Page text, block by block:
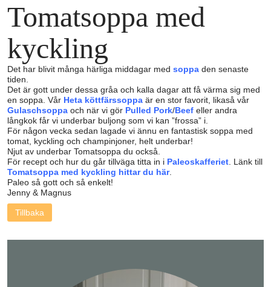
Tomatsoppa med
kyckling
Det har blivit många härliga middagar med soppa den senaste
tiden.
Det är gott under dessa gråa och kalla dagar att få värma sig med
en soppa. Vår Heta köttfärssoppa är en stor favorit, likaså vår
Gulaschsoppa och när vi gör Pulled Pork/Beef eller andra
långkok får vi underbar buljong som vi kan ”frossa” i.
För någon vecka sedan lagade vi ännu en fantastisk soppa med
tomat, kyckling och champinjoner, helt underbar!
Njut av underbar Tomatsoppa du också.
För recept och hur du går tillväga titta in i Paleoskafferiet . Länk till
Tomatsoppa med kyckling hittar du här.
Paleo så gott och så enkelt!
Jenny & Magnus
Tillbaka